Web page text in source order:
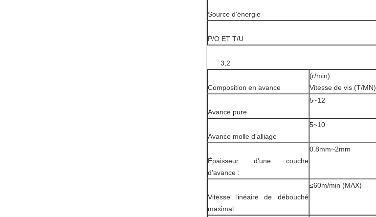
Source d'énergie
P/O ET T/U
3,2
Composition en avance
(r/min)
Vitesse de vis (T/MN)
Avance pure
5~12
Avance molle d'alliage
5~10
Épaisseur d'une couche
d'avance :
0.8mm~2mm
Vitesse linéaire de débouché
maximal
≤60m/min (MAX)